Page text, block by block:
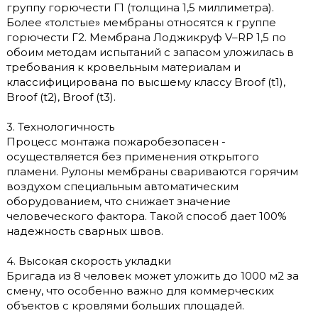
группу горючести Г1 (толщина 1,5 миллиметра).
Более «толстые» мембраны относятся к группе
горючести Г2. Мембрана Лоджикруф V–RP 1,5 по
обоим методам испытаний с запасом уложилась в
требования к кровельным материалам и
классифицирована по высшему классу Broof (t1),
Broof (t2), Broof (t3).
3. Технологичность
Процесс монтажа пожаробезопасен -
осуществляется без применения открытого
пламени. Рулоны мембраны свариваются горячим
воздухом специальным автоматическим
оборудованием, что снижает значение
человеческого фактора. Такой способ дает 100%
надежность сварных швов.
4. Высокая скорость укладки
Бригада из 8 человек может уложить до 1000 м2 за
смену, что особенно важно для коммерческих
объектов с кровлями больших площадей.